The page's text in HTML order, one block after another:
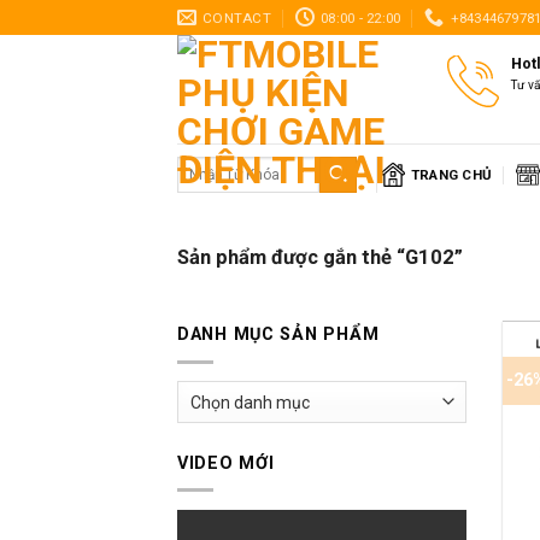
to
CONTACT 08:00 - 22:00
Tư
Tìm
kiếm:
TRANG CHỦ
Sản phẩm được gắn thẻ “G102”
DANH MỤC SẢN PHẨM
VIDEO MỚI
-